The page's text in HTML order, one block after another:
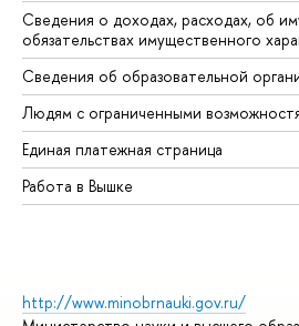
Сведения о доходах, расходах, об
обязательствах имущественного
Сведения об образовательной
Людям с ограниченными
Единая платежная страница
Работа в Вышке
http://www.minobrnauki.gov.ru/